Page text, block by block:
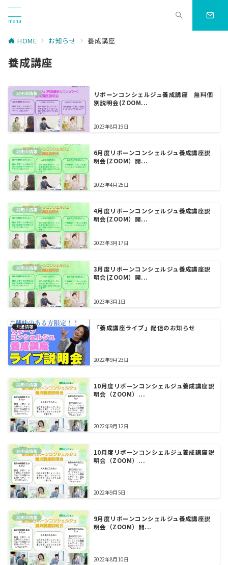
menu
HOME お知らせ 養成講座
養成講座
説明会情報
リボーンコンシェルジュ養成講座 無料個
別説明会(ZOOM...
2023年8月19日
説明会情報
6月度リボーンコンシェルジュ養成講座説
明会(ZOOM）開...
2023年4月25日
説明会情報
4月度リボーンコンシェルジュ養成講座説
明会(ZOOM）開...
2023年3月17日
説明会情報
3月度リボーンコンシェルジュ養成講座説
明会(ZOOM）開...
2023年3月1日
共通情報 「養成講座ライブ」配信のお知らせ
2022年9月23日
説明会情報
10月度リボーンコンシェルジュ養成講座説
明会（ZOOM）...
2022年9月12日
説明会情報
10月度リボーンコンシェルジュ養成講座説
明会（ZOOM）...
2022年9月5日
説明会情報
9月度リボーンコンシェルジュ養成講座説
明会（ZOOM）開...
2022年8月10日